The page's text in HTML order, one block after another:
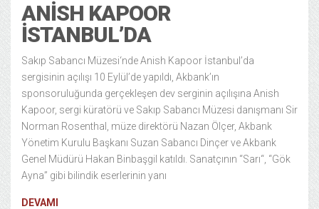
ANISH KAPOOR
İSTANBUL’DA
Sakıp Sabancı Müzesi‘nde Anish Kapoor İstanbul’da
sergisinin açılışı 10 Eylül’de yapıldı, Akbank’ın
sponsoruluğunda gerçekleşen dev serginin açılışına Anish
Kapoor, sergi küratörü ve Sakıp Sabancı Müzesi danışmanı Sir
Norman Rosenthal, müze direktörü Nazan Ölçer, Akbank
Yönetim Kurulu Başkanı Suzan Sabancı Dinçer ve Akbank
Genel Müdürü Hakan Binbaşgil katıldı. Sanatçının “Sarı“, “Gök
Ayna” gibi bilindik eserlerinin yanı
DEVAMI